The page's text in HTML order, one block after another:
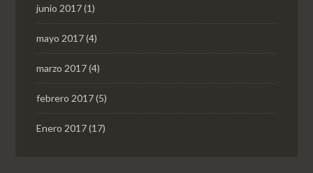
junio 2017(1)
mayo 2017(4)
marzo 2017(4)
febrero 2017(5)
Enero 2017(17)